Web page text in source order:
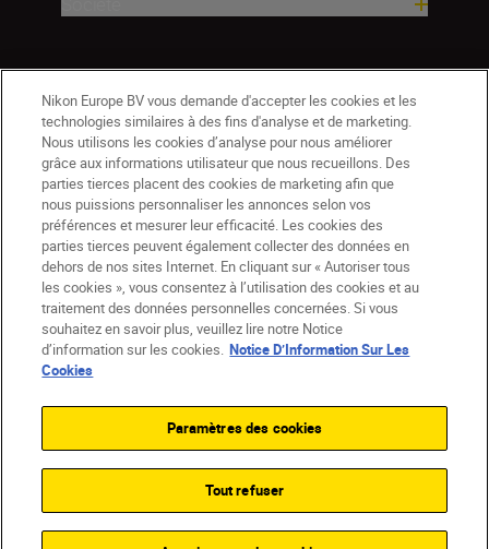
BE(fr) Nikon Sites
Contactez-nous
Avis de confidentialité
Conditions d’utilisation
CVG de la boutique Nikon Store
Notice d’information sur les cookies
Accessibilité
Paramètres des cookies
Nikon Europe BV vous demande d'accepter les cookies et les
technologies similaires à des fins d'analyse et de marketing.
Nous utilisons les cookies d’analyse pour nous améliorer
grâce aux informations utilisateur que nous recueillons. Des
parties tierces placent des cookies de marketing afin que
nous puissions personnaliser les annonces selon vos
préférences et mesurer leur efficacité. Les cookies des
parties tierces peuvent également collecter des données en
dehors de nos sites Internet. En cliquant sur « Autoriser tous
les cookies », vous consentez à l’utilisation des cookies et au
traitement des données personnelles concernées. Si vous
souhaitez en savoir plus, veuillez lire notre Notice
d’information sur les cookies. Notice D’Information Sur Les
Cookies
Paramètres des cookies
Tout refuser